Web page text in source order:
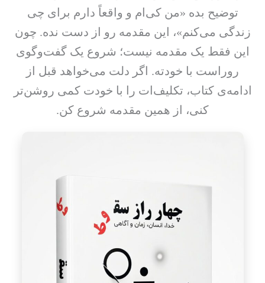
توضیح بده «من کی‌ام و واقعاً دارم برای چی
زندگی می‌کنم»، این مقدمه رو از دست نده. چون
این فقط یک مقدمه‌ نیست؛ شروع یک گفت‌وگوی
رو‌راست با خودته. اگر دلت می‌خواهد قبل از
ادامه‌ی کتاب، تکلیف‌ات را با خودت کمی روشن‌تر
کنی، از همین مقدمه شروع کن.